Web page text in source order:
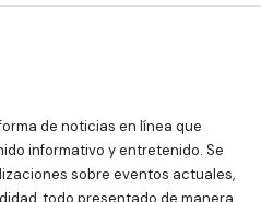
de noticias en línea que
informativo y entretenido. Se
sobre eventos actuales,
todo presentado de manera